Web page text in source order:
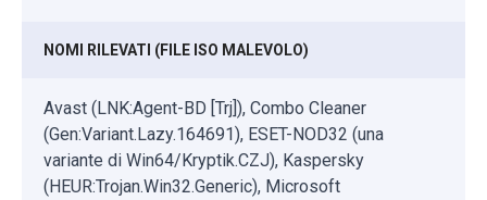
NOMI RILEVATI (FILE ISO MALEVOLO)
Avast (LNK:Agent-BD [Trj]), Combo Cleaner
(Gen:Variant.Lazy.164691), ESET-NOD32 (una
variante di Win64/Kryptik.CZJ), Kaspersky
(HEUR:Trojan.Win32.Generic), Microsoft